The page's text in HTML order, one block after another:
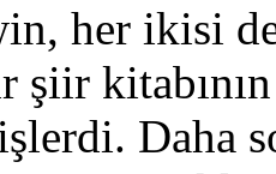
her ikisi
kitabının
Daha